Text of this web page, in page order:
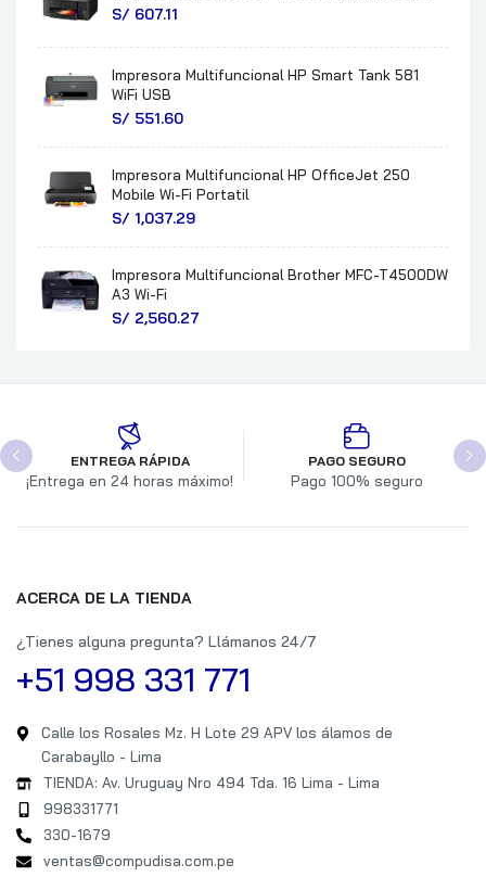
S/ 607.11
Impresora Multifuncional HP Smart Tank 581
WiFi USB
S/ 551.60
Impresora Multifuncional HP OfficeJet 250
Mobile Wi-Fi Portatil
S/ 1,037.29
Impresora Multifuncional Brother MFC-T4500DW
A3 Wi-Fi
S/ 2,560.27
ENTREGA RÁPIDA
¡Entrega en 24 horas máximo!
PAGO SEGURO
Pago 100% seguro
ACERCA DE LA TIENDA
¿Tienes alguna pregunta? Llámanos 24/7
+51 998 331 771
Calle los Rosales Mz. H Lote 29 APV los álamos de
Carabayllo - Lima
TIENDA: Av. Uruguay Nro 494 Tda. 16 Lima - Lima
998331771
330-1679
ventas@compudisa.com.pe